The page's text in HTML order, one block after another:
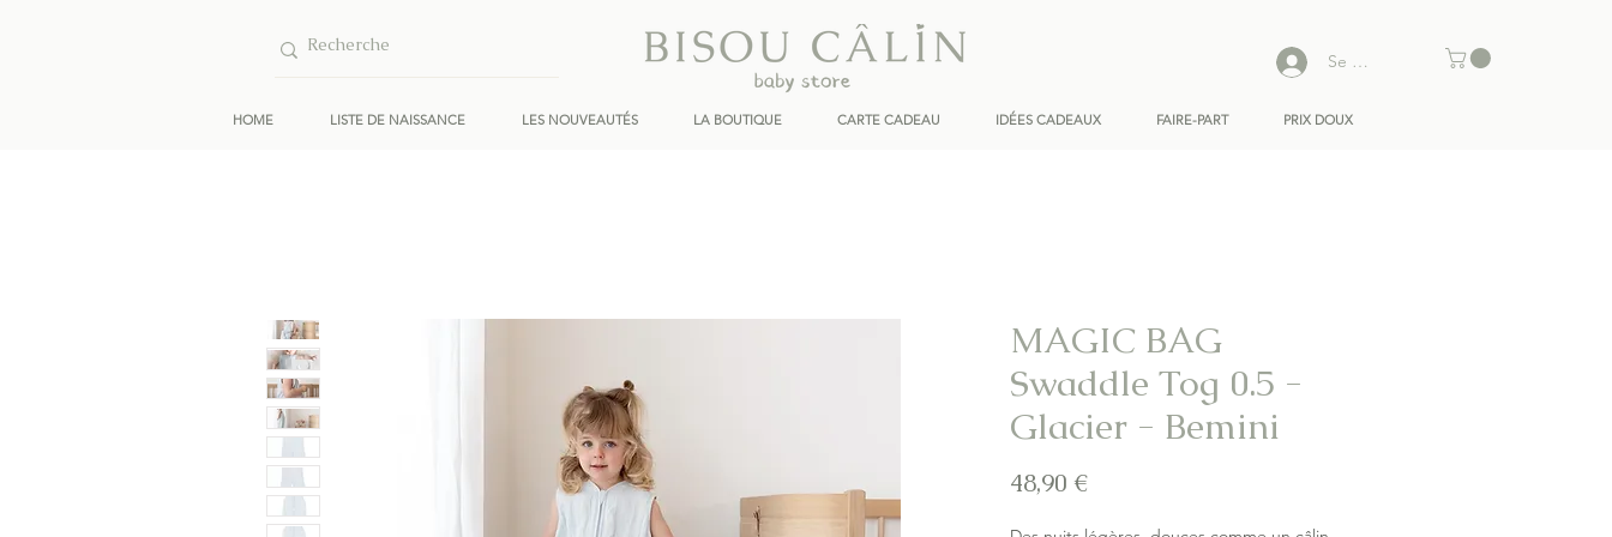
HOME LISTE DE NAISSANCE LES NOUVEAUTÉS LA BOUTIQUE CARTE CADEAU IDÉES CADEAUX FAIRE-PART PRIX DOUX
Se connecter
MAGIC BAG
Swaddle Tog 0.5 -
Glacier - Bemini
48,90 €Prix